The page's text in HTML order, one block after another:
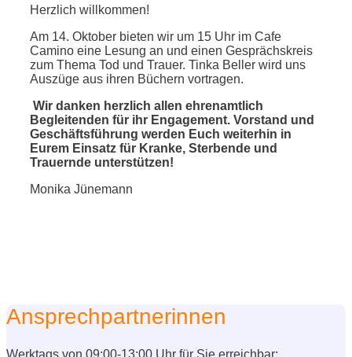
Herzlich willkommen!
Am 14. Oktober bieten wir um 15 Uhr im Cafe
Camino eine Lesung an und einen Gesprächskreis
zum Thema Tod und Trauer. Tinka Beller wird uns
Auszüge aus ihren Büchern vortragen.
Wir danken herzlich allen ehrenamtlich
Begleitenden für ihr Engagement. Vorstand und
Geschäftsführung werden Euch weiterhin in
Eurem Einsatz für Kranke, Sterbende und
Trauernde unterstützen!
Monika Jünemann
Ansprechpartnerinnen